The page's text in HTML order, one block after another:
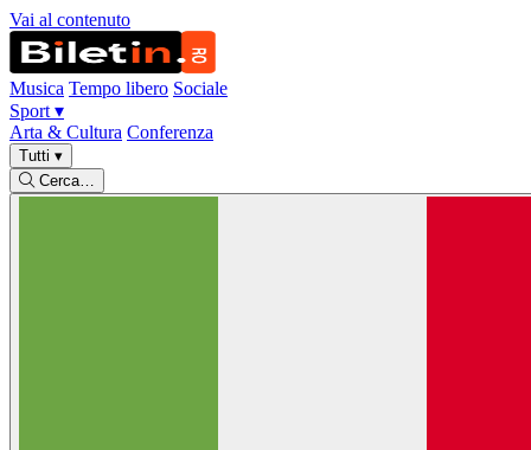
Vai al contenuto
Musica Tempo libero Sociale
Sport ▾
Arta & Cultura Conferenza
Tutti ▾
Cerca…